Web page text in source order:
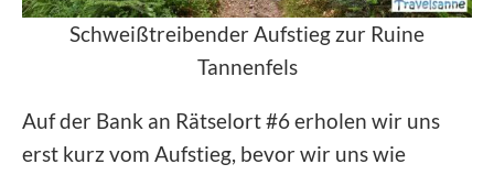
Schweißtreibender Aufstieg zur Ruine
Tannenfels
Auf der Bank an Rätselort #6 erholen wir uns
erst kurz vom Aufstieg, bevor wir uns wie